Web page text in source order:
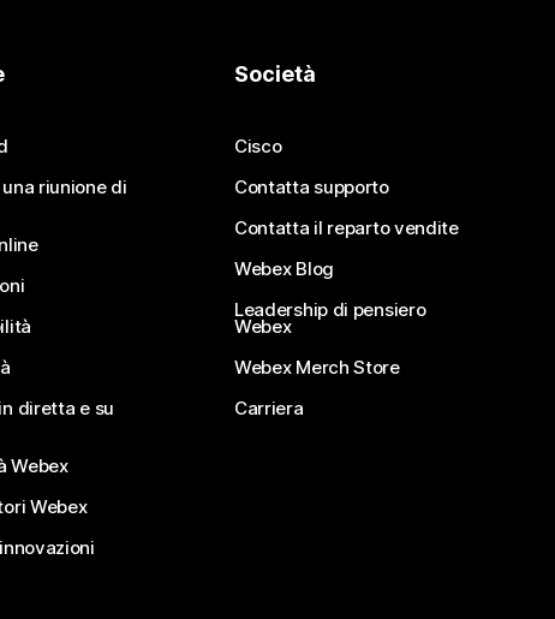
riunione di
diretta e su
Webex
Webex
Società
Cisco
Contatta supporto
Contatta il reparto vendite
Webex Blog
Leadership di pensiero
Webex
Webex Merch Store
Carriera